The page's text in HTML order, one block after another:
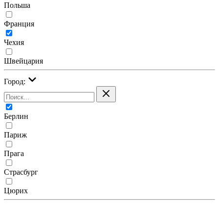
Польша
Франция
Чехия
Швейцария
Город:
Берлин
Париж
Прага
Страсбург
Цюрих